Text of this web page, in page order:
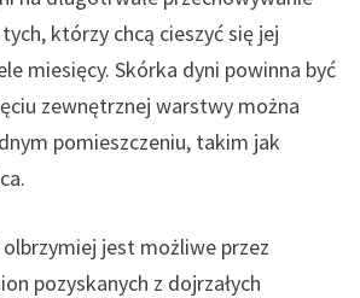
którzy chcą cieszyć się jej
miesięcy. Skórka dyni powinna być
zewnętrznej warstwy można
pomieszczeniu, takim jak
jest możliwe przez
pozyskanych z dojrzałych